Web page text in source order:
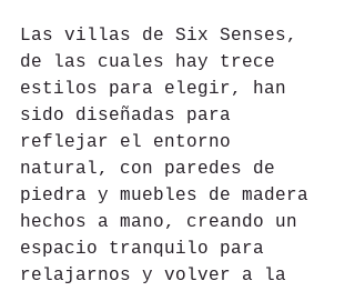
Las villas de Six Senses,
de las cuales hay trece
estilos para elegir, han
sido diseñadas para
reflejar el entorno
natural, con paredes de
piedra y muebles de madera
hechos a mano, creando un
espacio tranquilo para
relajarnos y volver a la